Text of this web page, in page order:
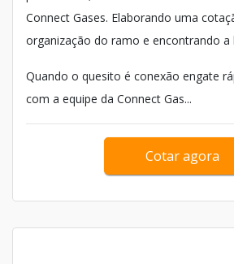
Connect Gases. Elaborando uma
organização do ramo e encontrando a
Quando o quesito é conexão engate
com a equipe da Connect Gas...
Cotar agora